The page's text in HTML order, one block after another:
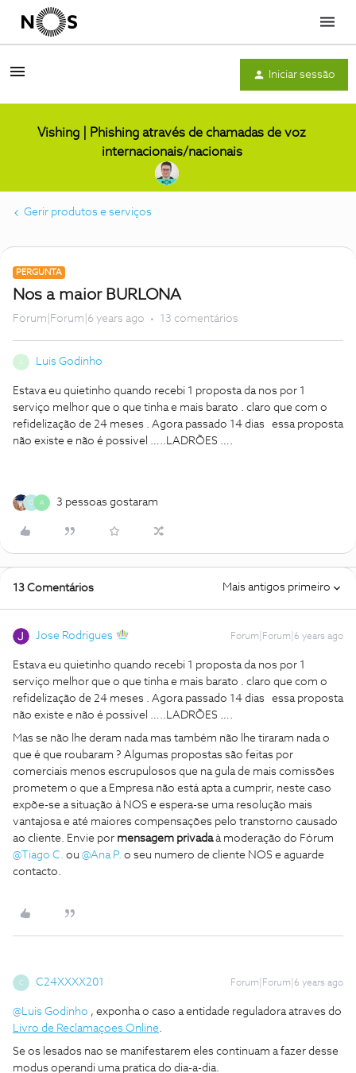
Menu
Iniciar sessão
Vishing | Phishing através de chamadas de voz
internacionais/nacionais
Gerir produtos e serviços
PERGUNTA
Nos a maior BURLONA
Forum|Forum|6 years ago 13 comentários
Luis Godinho
Estava eu quietinho quando recebi 1 proposta da nos por 1
serviço melhor que o que tinha e mais barato . claro que com o
refidelização de 24 meses . Agora passado 14 dias essa proposta
não existe e não é possivel …..LADRÕES ….
O A 3 pessoas gostaram
13 Comentários Mais antigos primeiro
Jose Rodrigues Forum|Forum|6 years ago
Estava eu quietinho quando recebi 1 proposta da nos por 1
serviço melhor que o que tinha e mais barato . claro que com o
refidelização de 24 meses . Agora passado 14 dias essa proposta
não existe e não é possivel …..LADRÕES ….
Mas se não lhe deram nada mas também não lhe tiraram nada o
que é que roubaram ? Algumas propostas são feitas por
comerciais menos escrupulosos que na gula de mais comissões
prometem o que a Empresa não está apta a cumprir, neste caso
expõe-se a situação à NOS e espera-se uma resolução mais
vantajosa e até maiores compensações pelo transtorno causado
ao cliente. Envie por mensagem privadaà moderação do Fórum
@Tiago C. ou @Ana P. o seu numero de cliente NOS e aguarde
contacto.
C C24XXXX201 Forum|Forum|6 years ago
@Luis Godinho , exponha o caso a entidade reguladora atraves do
Livro de Reclamaçoes Online.
Se os lesados nao se manifestarem eles continuam a fazer desse
modus operandi uma pratica do dia-a-dia.